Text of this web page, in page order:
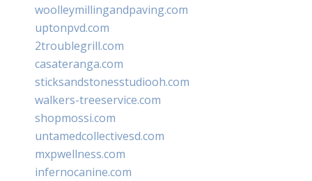
woolleymillingandpaving.com
uptonpvd.com
2troublegrill.com
casateranga.com
sticksandstonesstudiooh.com
walkers-treeservice.com
shopmossi.com
untamedcollectivesd.com
mxpwellness.com
infernocanine.com